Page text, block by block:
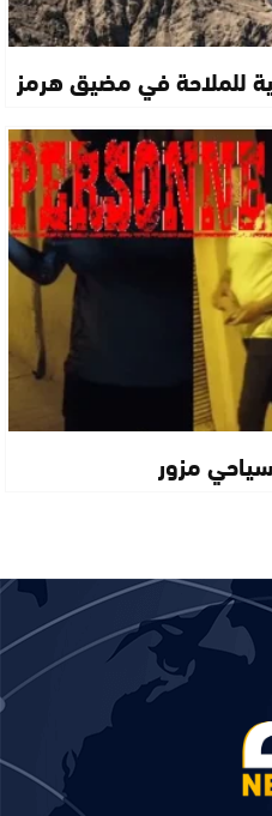
للملاحة في مضيق هرمز
مزور